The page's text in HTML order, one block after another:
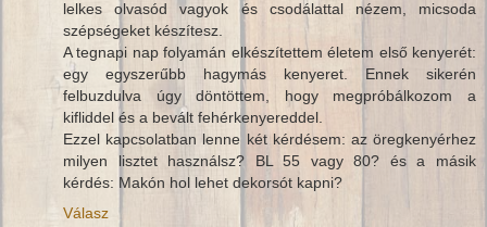
lelkes olvasód vagyok és csodálattal nézem, micsoda
szépségeket készítesz.
A tegnapi nap folyamán elkészítettem életem első kenyerét:
egy egyszerűbb hagymás kenyeret. Ennek sikerén
felbuzdulva úgy döntöttem, hogy megpróbálkozom a
kifliddel és a bevált fehérkenyereddel.
Ezzel kapcsolatban lenne két kérdésem: az öregkenyérhez
milyen lisztet használsz? BL 55 vagy 80? és a másik
kérdés: Makón hol lehet dekorsót kapni?
Válasz